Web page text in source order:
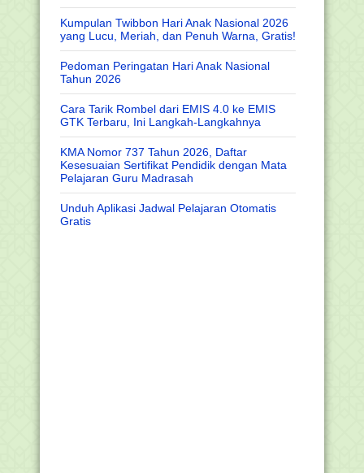
Kumpulan Twibbon Hari Anak Nasional 2026
yang Lucu, Meriah, dan Penuh Warna, Gratis!
Pedoman Peringatan Hari Anak Nasional
Tahun 2026
Cara Tarik Rombel dari EMIS 4.0 ke EMIS
GTK Terbaru, Ini Langkah-Langkahnya
KMA Nomor 737 Tahun 2026, Daftar
Kesesuaian Sertifikat Pendidik dengan Mata
Pelajaran Guru Madrasah
Unduh Aplikasi Jadwal Pelajaran Otomatis
Gratis